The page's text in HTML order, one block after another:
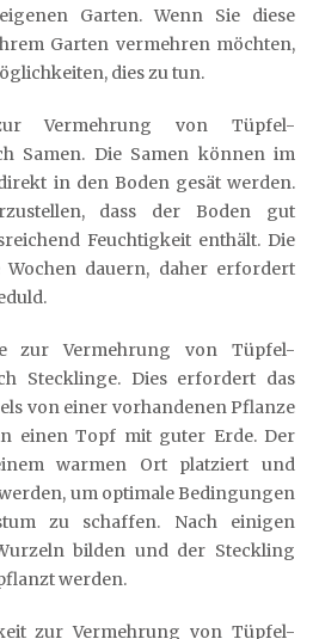
Garten. Wenn Sie diese
Garten vermehren möchten,
dies zu tun.
Vermehrung von Tüpfel-
Samen. Die Samen können im
in den Boden gesät werden.
dass der Boden gut
Feuchtigkeit enthält. Die
dauern, daher erfordert
zur Vermehrung von Tüpfel-
Stecklinge. Dies erfordert das
von einer vorhandenen Pflanze
einen Topf mit guter Erde. Der
warmen Ort platziert und
um optimale Bedingungen
zu schaffen. Nach einigen
bilden und der Steckling
werden.
zur Vermehrung von Tüpfel-